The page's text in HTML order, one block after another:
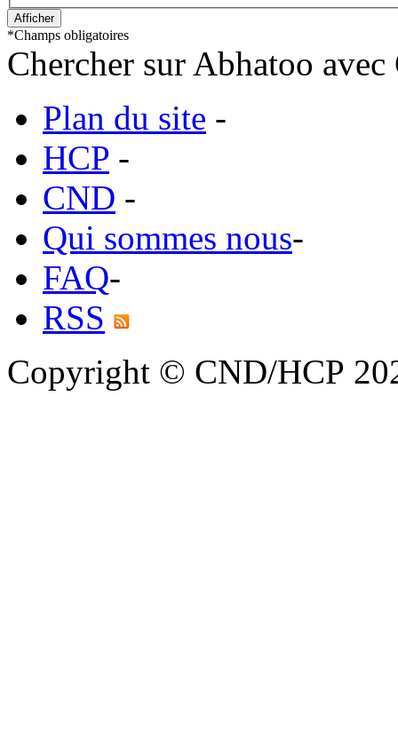
*Champs obligatoires
Chercher sur Abhatoo
Plan du site -
HCP -
CND -
Qui sommes nous-
FAQ-
RSS
Copyright © CND/HCP